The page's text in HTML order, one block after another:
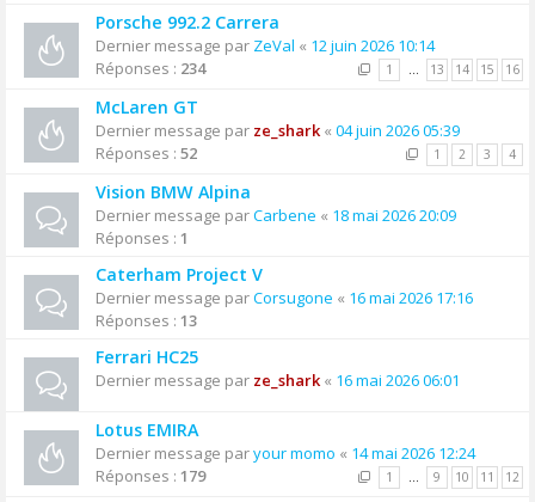
Porsche 992.2 Carrera
Dernier message par ZeVal « 12 juin 2026 10:14
Réponses : 234 1 … 13 14 15 16
McLaren GT
Dernier message par ze_shark« 04 juin 2026 05:39
Réponses : 52 1 2 3 4
Vision BMW Alpina
Dernier message parCarbene « 18 mai 2026 20:09
Réponses : 1
Caterham Project V
Dernier message parCorsugone « 16 mai 2026 17:16
Réponses : 13
Ferrari HC25
Dernier message par ze_shark« 16 mai 2026 06:01
Lotus EMIRA
Dernier message paryour momo « 14 mai 2026 12:24
Réponses : 179 1 … 9 10 11 12